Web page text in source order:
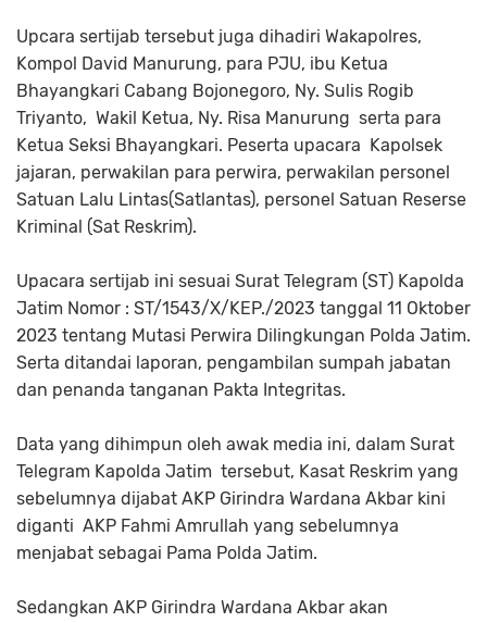
Upcara sertijab tersebut juga dihadiri Wakapolres,
Kompol David Manurung, para PJU, ibu Ketua
Bhayangkari Cabang Bojonegoro, Ny. Sulis Rogib
Triyanto, Wakil Ketua, Ny. Risa Manurung serta para
Ketua Seksi Bhayangkari. Peserta upacara Kapolsek
jajaran, perwakilan para perwira, perwakilan personel
Satuan Lalu Lintas(Satlantas), personel Satuan Reserse
Kriminal (Sat Reskrim).
Upacara sertijab ini sesuai Surat Telegram (ST) Kapolda
Jatim Nomor : ST/1543/X/KEP./2023 tanggal 11 Oktober
2023 tentang Mutasi Perwira Dilingkungan Polda Jatim.
Serta ditandai laporan, pengambilan sumpah jabatan
dan penanda tanganan Pakta Integritas.
Data yang dihimpun oleh awak media ini, dalam Surat
Telegram Kapolda Jatim tersebut, Kasat Reskrim yang
sebelumnya dijabat AKP Girindra Wardana Akbar kini
diganti AKP Fahmi Amrullah yang sebelumnya
menjabat sebagai Pama Polda Jatim.
Sedangkan AKP Girindra Wardana Akbar akan